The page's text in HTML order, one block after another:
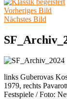
Vorheriges Bild
Nächstes Bild
links Guberovas
1979, rechts
Festspiele / Foto: